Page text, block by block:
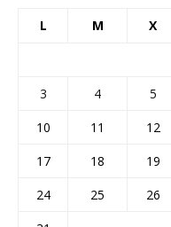
L M X
3
4 5
10
11 12
17
18 19
24
25 26